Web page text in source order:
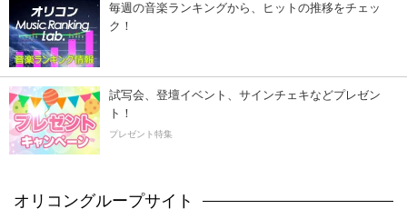
毎週の音楽ランキングから、ヒットの推移をチェッ
ク！
試写会、登壇イベント、サインチェキなどプレゼン
ト！
プレゼント特集
オリコングループサイト